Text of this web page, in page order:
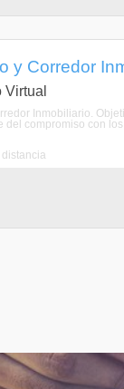
y Corredor
Inmobiliario.
compromiso con